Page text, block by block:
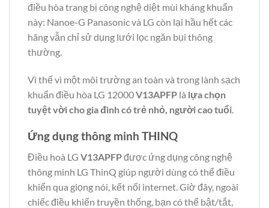
điều hòa trang bị công nghệ diệt mùi kháng khuẩn
này: Nanoe-G Panasonic và LG còn lại hầu hết các
hãng vẫn chỉ sử dụng lưới lọc ngăn bụi thông
thường.
Vì thế vì một môi trường an toàn và trong lành sạch
khuẩn điều hòa LG 12000V13APFP là lựa chọn
tuyệt vời cho gia đình có trẻ nhỏ, người cao tuổi
Ứng dụng thông minh THINQ
Điều hoà LG V13APFPđược ứng dụng công nghệ
thông minh LG ThinQ giúp người dùng có thể điều
khiển qua giọng nói, kết nối internet. Giờ đây, ngoài
chiếc điều khiển truyền thống, bạn có thể bật/tắt,